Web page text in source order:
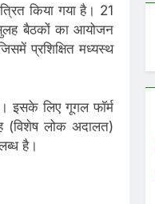
किया गया है। 21
बैठकों का आयोजन
प्रशिक्षित मध्यस्थ
इसके लिए गूगल फॉर्म
(विशेष लोक अदालत)
है।